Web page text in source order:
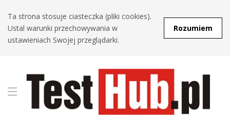
Ta strona stosuje ciasteczka (pliki cookies).
Ustal warunki przechowywania w
ustawieniach Swojej przeglądarki.
Rozumiem